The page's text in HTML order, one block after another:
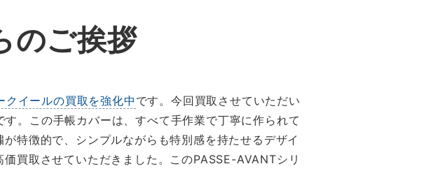
のご挨拶
クイールの買取を強化中 です。今回買取させていただい
。この手帳カバーは、すべて手作業で丁寧に作られて
特徴的で、シンプルながらも特別感を持たせるデザイ
買取させていただきました。このPASSE-AVANTシリ